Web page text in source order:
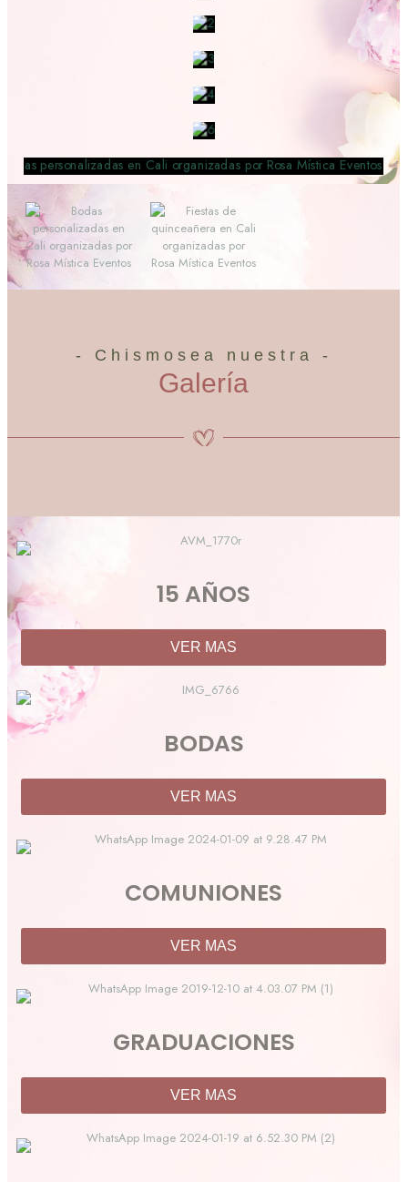
- Chismosea nuestra -
Galería
15 AÑOS
VER MAS
BODAS
VER MAS
COMUNIONES
VER MAS
GRADUACIONES
VER MAS